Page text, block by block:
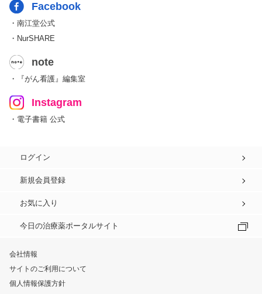
Facebook
・南江堂公式
・NurSHARE
note
・『がん看護』編集室
Instagram
・電子書籍 公式
ログイン
新規会員登録
お気に入り
今日の治療薬ポータルサイト
会社情報
サイトのご利用について
個人情報保護方針